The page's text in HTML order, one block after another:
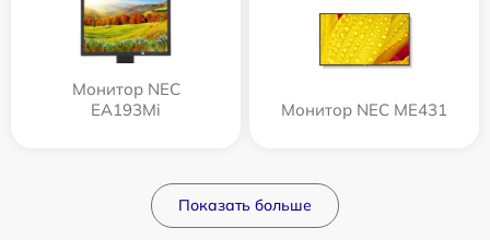
Монитор NEC
EA193Mi
Монитор NEC ME431
Показать больше